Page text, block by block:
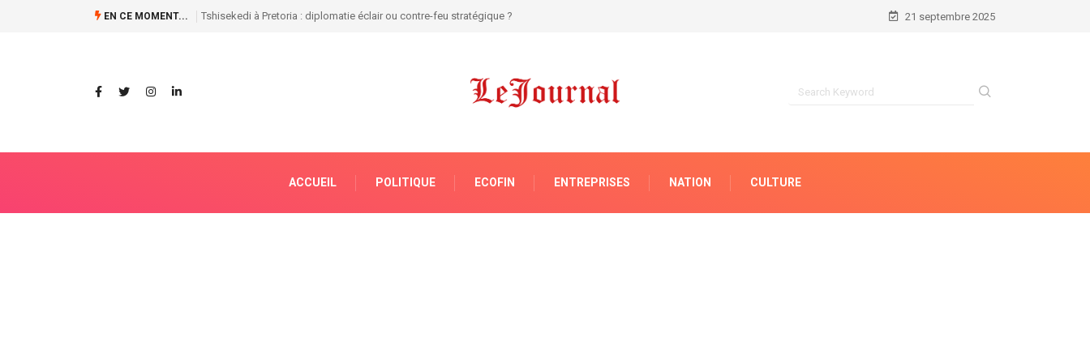
EN CE MOMENT... Guillaume Ngefa annonce une batterie de réformes pour sortir le secteur judiciaire de sa torpeur ! 21 septembre 2025
ACCUEIL POLITIQUE ECOFIN ENTREPRISES NATION CULTURE